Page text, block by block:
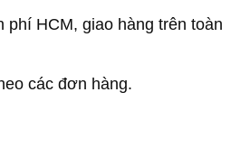
phí HCM, giao hàng trên toàn
các đơn hàng.